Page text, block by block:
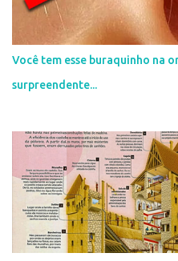
Você tem esse buraquinho na
surpreendente...